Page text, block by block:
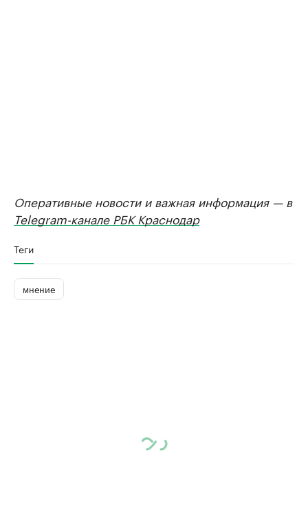
Оперативные новости и важная информация — в
Telegram-канале РБК Краснодар
Теги
мнение